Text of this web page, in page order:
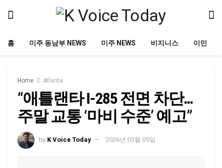
홈 미주 동남부 NEWS 미주 NEWS 비지니스 이민
Home Atlanta
“애틀랜타 I-285 전면 차단…
주말 교통 ‘마비 수준’ 예고”
by K Voice Today 2026년 05월 05일